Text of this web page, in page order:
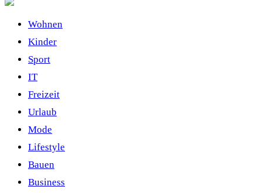
Wohnen
Kinder
Sport
IT
Freizeit
Urlaub
Mode
Lifestyle
Bauen
Business